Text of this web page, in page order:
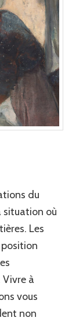
du
situation où
Les
à
vous
non